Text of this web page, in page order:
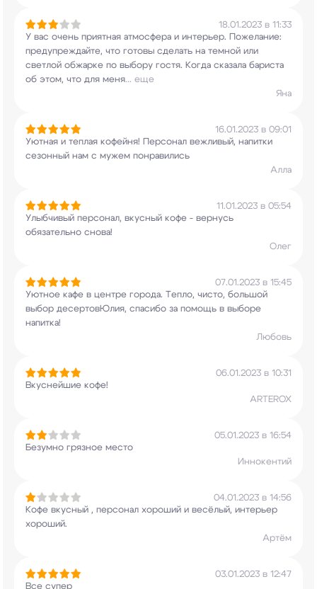
18.01.2023 в 11:33
У вас очень приятная атмосфера и интерьер. Пожелание:
предупреждайте, что готовы сделать на темной или
светлой обжарке по выбору гостя. Когда сказала бариста
об этом, что для меня... еще
Яна
16.01.2023 в 09:01
Уютная и теплая кофейня! Персонал вежливый, напитки
сезонный нам с мужем понравились
Алла
11.01.2023 в 05:54
Улыбчивый персонал, вкусный кофе - вернусь
обязательно снова!
Олег
07.01.2023 в 15:45
Уютное кафе в центре города. Тепло, чисто, большой
выбор десертовЮлия, спасибо за помощь в выборе
напитка!
Любовь
06.01.2023 в 10:31
Вкуснейшие кофе!
ARTEROX
05.01.2023 в 16:54
Безумно грязное место
Иннокентий
04.01.2023 в 14:56
Кофе вкусный , персонал хороший и весëлый, интерьер
хороший.
Артëм
03.01.2023 в 12:47
Все супер